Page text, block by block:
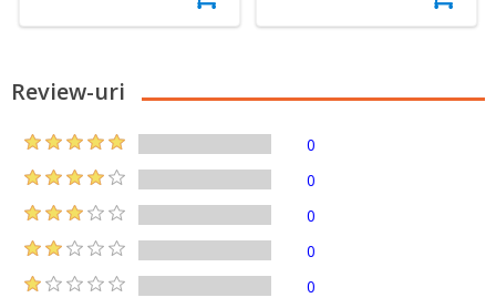
Review-uri
0
0
0
0
0